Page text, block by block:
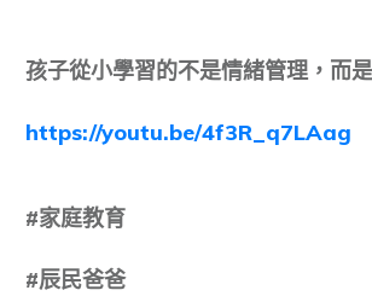
孩子從小學習的不是情緒管理，而
https://youtu.be/4f3R_q7LAag
#家庭教育
#辰民爸爸